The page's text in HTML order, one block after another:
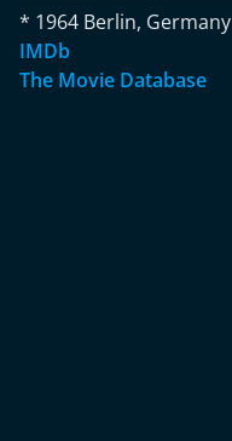
* 1964 Berlin, Germany
IMDb
The Movie Database